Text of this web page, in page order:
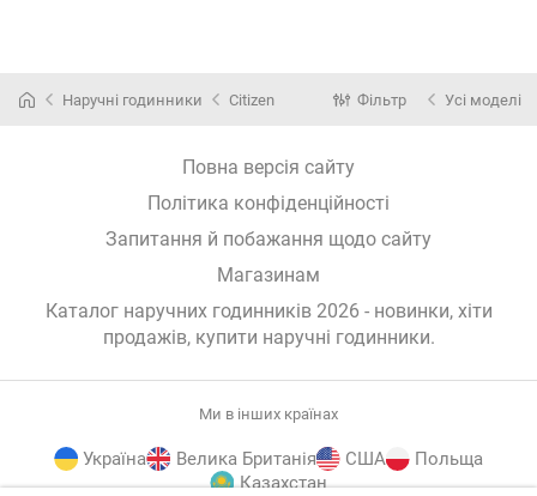
Наручні годинники Citizen Фільтр Усі моделі
Повна версія сайту
Політика конфіденційності
Запитання й побажання щодо сайту
Магазинам
Каталог наручних годинників 2026 - новинки, хіти
продажів, купити наручні годинники.
Ми в інших країнах
Україна Велика Британія США
Польща
Казахстан